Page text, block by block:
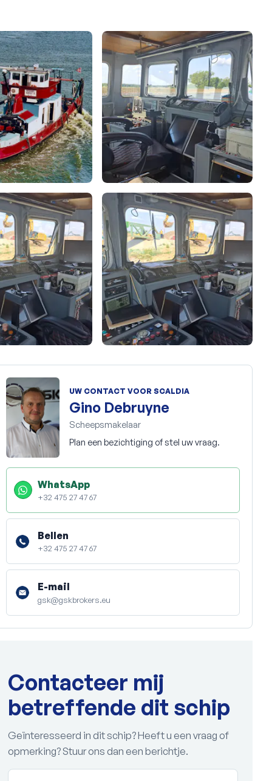
UW CONTACT VOOR SCALDIA
Gino Debruyne
Scheepsmakelaar
Plan een bezichtiging of stel uw vraag.
WhatsApp
+32 475 27 47 67
Bellen
+32 475 27 47 67
E-mail
gsk@gskbrokers.eu
Contacteer mij
betreffende dit schip
Geïnteresseerd in dit schip? Heeft u een vraag of
opmerking? Stuur ons dan een berichtje.